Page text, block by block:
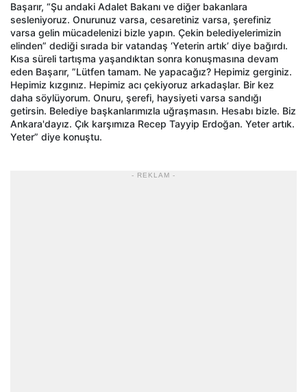
Başarır, “Şu andaki Adalet Bakanı ve diğer bakanlara
sesleniyoruz. Onurunuz varsa, cesaretiniz varsa, şerefiniz
varsa gelin mücadelenizi bizle yapın. Çekin belediyelerimizin
elinden” dediği sırada bir vatandaş ‘Yeterin artık’ diye bağırdı.
Kısa süreli tartışma yaşandıktan sonra konuşmasına devam
eden Başarır, ”Lütfen tamam. Ne yapacağız? Hepimiz gerginiz.
Hepimiz kızgınız. Hepimiz acı çekiyoruz arkadaşlar. Bir kez
daha söylüyorum. Onuru, şerefi, haysiyeti varsa sandığı
getirsin. Belediye başkanlarımızla uğraşmasın. Hesabı bizle. Biz
Ankara'dayız. Çık karşımıza Recep Tayyip Erdoğan. Yeter artık.
Yeter” diye konuştu.
- REKLAM -